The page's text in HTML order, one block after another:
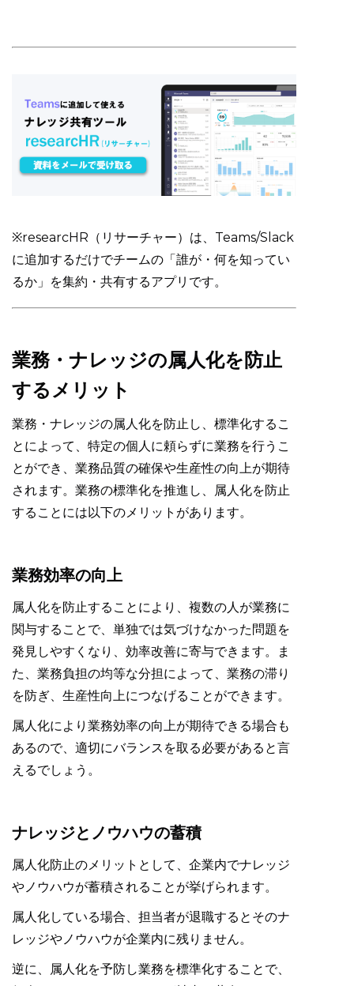
※researcHR（リサーチャー）は、Teams/Slack
に追加するだけでチームの「誰が・何を知ってい
るか」を集約・共有するアプリです。
業務・ナレッジの属人化を防止
するメリット
業務・ナレッジの属人化を防止し、標準化するこ
とによって、特定の個人に頼らずに業務を行うこ
とができ、業務品質の確保や生産性の向上が期待
されます。業務の標準化を推進し、属人化を防止
することには以下のメリットがあります。
業務効率の向上
属人化を防止することにより、複数の人が業務に
関与することで、単独では気づけなかった問題を
発見しやすくなり、効率改善に寄与できます。ま
た、業務負担の均等な分担によって、業務の滞り
を防ぎ、生産性向上につなげることができます。
属人化により業務効率の向上が期待できる場合も
あるので、適切にバランスを取る必要があると言
えるでしょう。
ナレッジとノウハウの蓄積
属人化防止のメリットとして、企業内でナレッジ
やノウハウが蓄積されることが挙げられます。
属人化している場合、担当者が退職するとそのナ
レッジやノウハウが企業内に残りません。
逆に、属人化を予防し業務を標準化することで、